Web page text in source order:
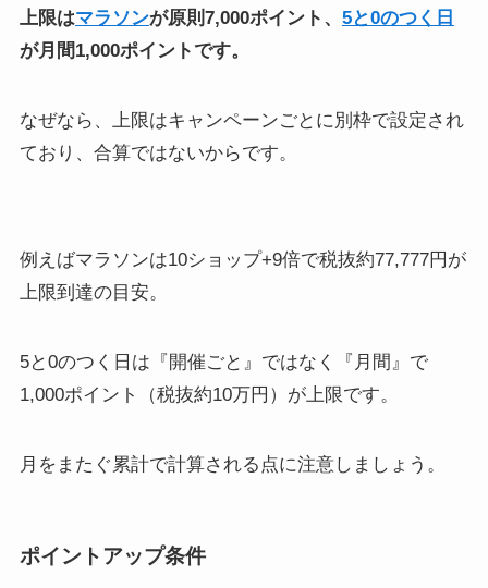
上限はマラソンが原則7,000ポイント、 5と0のつく日
が月間1,000ポイントです。
なぜなら、上限はキャンペーンごとに別枠で設定され
ており、合算ではないからです。
例えばマラソンは10ショップ+9倍で税抜約77,777円が
上限到達の目安。
5と0のつく日は『開催ごと』ではなく『月間』で
1,000ポイント（税抜約10万円）が上限です。
月をまたぐ累計で計算される点に注意しましょう。
ポイントアップ条件